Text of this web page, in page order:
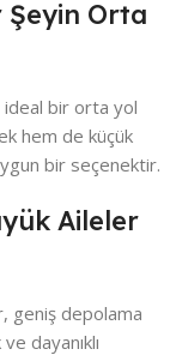
Şeyin Orta
bir orta yol
hem de küçük
bir seçenektir.
Aileler
geniş depolama
dayanıklı